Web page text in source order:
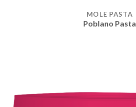
MOLE PASTA
Poblano Pasta